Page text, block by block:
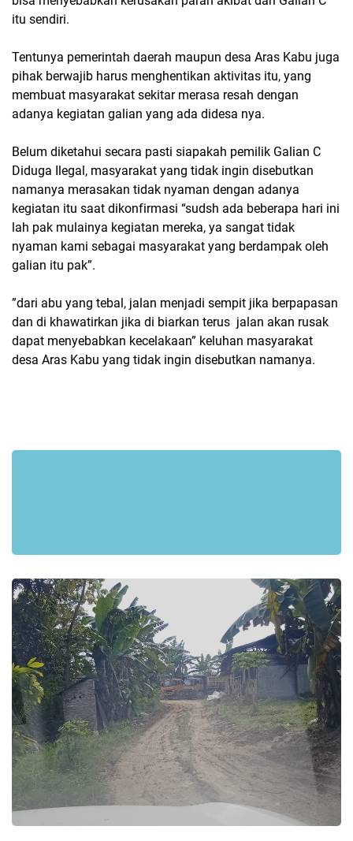
itu sendiri.
Tentunya pemerintah daerah maupun desa Aras Kabu juga
pihak berwajib harus menghentikan aktivitas itu, yang
membuat masyarakat sekitar merasa resah dengan
adanya kegiatan galian yang ada didesa nya.
Belum diketahui secara pasti siapakah pemilik Galian C
Diduga Ilegal, masyarakat yang tidak ingin disebutkan
namanya merasakan tidak nyaman dengan adanya
kegiatan itu saat dikonfirmasi “sudsh ada beberapa hari ini
lah pak mulainya kegiatan mereka, ya sangat tidak
nyaman kami sebagai masyarakat yang berdampak oleh
galian itu pak”.
”dari abu yang tebal, jalan menjadi sempit jika berpapasan
dan di khawatirkan jika di biarkan terus jalan akan rusak
dapat menyebabkan kecelakaan” keluhan masyarakat
desa Aras Kabu yang tidak ingin disebutkan namanya.